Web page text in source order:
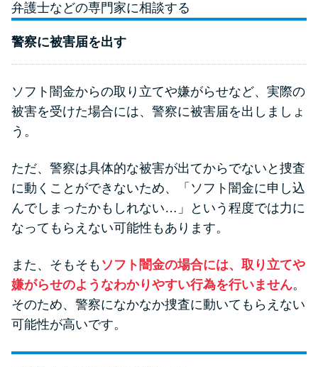
弁護士などの専門家に相談する
警察に被害届を出す
ソフト闇金からの取り立てや嫌がらせなど、実際の
被害を受けた場合には、警察に被害届を出しましょ
う。
ただ、警察は具体的な被害が出てからでないと捜査
に動くことができないため、「ソフト闇金に申し込
んでしまったかもしれない…」という程度では力に
なってもらえない可能性もあります。
また、そもそも ソフト闇金の場合には、取り立てや
嫌がらせのようなわかりやすい行為を行いません。
そのため、警察になかなか捜査に動いてもらえない
可能性が高いです。